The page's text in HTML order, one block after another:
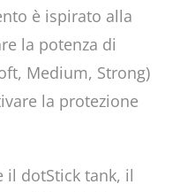
è ispirato alla
la potenza di
Medium, Strong)
la protezione
il dotStick tank, il